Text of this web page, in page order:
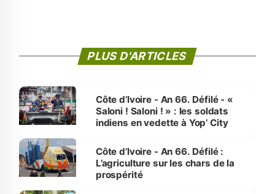
PLUS D'ARTICLES
Côte d’Ivoire - An 66. Défilé - «
Saloni ! Saloni ! » : les soldats
indiens en vedette à Yop’ City
Côte d’Ivoire - An 66. Défilé :
L’agriculture sur les chars de la
prospérité